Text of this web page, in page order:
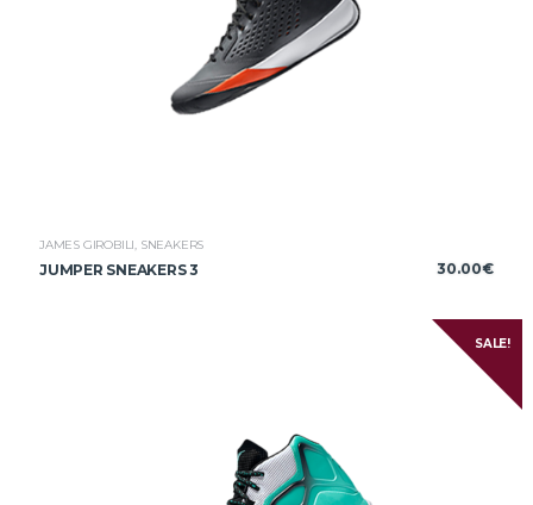
JAMES GIROBILI, SNEAKERS
JUMPER SNEAKERS 3 30.00€
SALE!